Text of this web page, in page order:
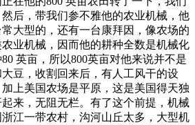
后，带我们参不雅他的农业机械，他
大型的，还有一台康拜因，像农场的
业机械，因而他的耕种全数是机械化
英亩，所以800英亩对他来说并不是
豆，收割回来后，有人工风干的设
上美国农场是平原，这是美国得天独
来，无阻无栏。有了这个前提，机械
江一带农村，沟河山丘太多，大型机